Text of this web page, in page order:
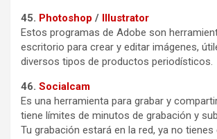
45. Photoshop / Illustrator
Estos programas de Adobe son
escritorio para crear y editar imágenes,
diversos tipos de productos periodísticos.
46. Socialcam
Es una herramienta para grabar y
tiene límites de minutos de grabación y
Tu grabación estará en la red, ya no tienes